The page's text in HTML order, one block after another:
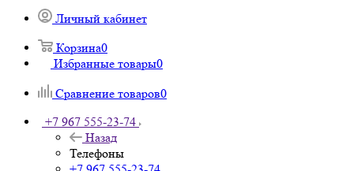
Личный кабинет
Корзина0
Избранные товары0
Сравнение товаров0
+7 967 555-23-74
Назад
Телефоны